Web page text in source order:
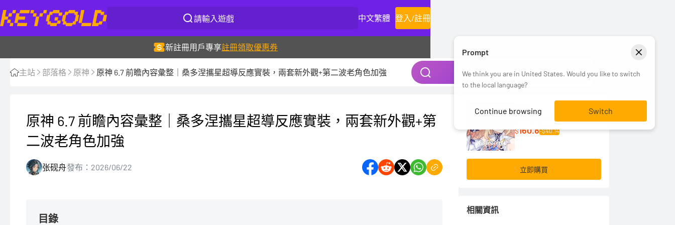
中文繁體 登入 /註冊
新註冊用戶專享註冊領取優惠券
Prompt
We think you are in United States. Would you like to switch
to the local language?
Continue browsing Switch
主站 部落格 原神 原神 6.7 前瞻內容彙整｜桑多涅攜星超導反應實裝，兩套新外觀+第二波老角色加強
原神 6.7 前瞻內容彙整｜桑多涅攜星超導反應實裝，兩套新外觀+第
二波老角色加強
张砚舟發布：2026/06/22
目錄
創世結晶全檔位全集
$160.8-$40.14
立即購買
相關資訊